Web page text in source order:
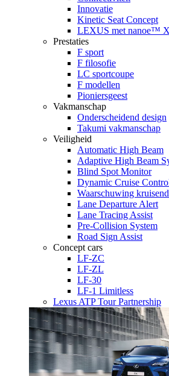
Innovatie
Kinetic Seat Concept
LEXUS met nanoe™ X
Prestaties
F sport
F filosofie
LC sportcoupe
F modellen
Pioniersgeest
Vakmanschap
Onderscheidend design
Takumi vakmanschap
Veiligheid
Automatic High Beam
Adaptive High Beam
Blind Spot Monitor
Dynamic Cruise
Waarschuwing
Lane Departure Alert
Lane Tracing Assist
Pre-Collision System
Road Sign Assist
Concept cars
LF-ZC
LF-ZL
LF-30
LF-1 Limitless
Lexus ATP Tour Partnership